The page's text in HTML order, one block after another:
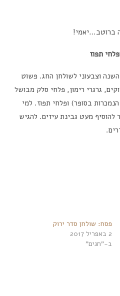
ברוטב…יאמי!
תפוז
וצבעוני לשולחן החג. פשוט
גרגרי רימון, פלחי סלק מבושל
בסופר) ופלחי תפוז. למי
מעט גבינת עיזים. להגיש
פסח: שולחן סדר ירוק
2 באפריל 2017
ב-"חגים"